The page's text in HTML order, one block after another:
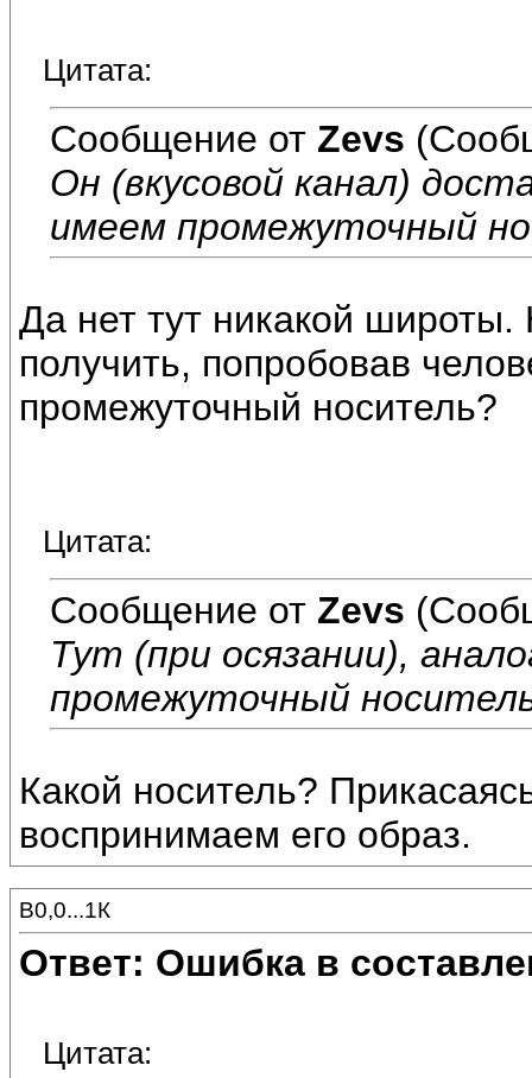
Цитата:
Сообщение от Zevs
Он (вкусовой канал)
имеем промежуточный
Да нет тут никакой
получить, попробовав
промежуточный носитель?
Цитата:
Сообщение от Zevs
Тут (при осязании),
промежуточный
Какой носитель?
воспринимаем его образ.
В0,0...1К
Ответ: Ошибка в
Цитата: